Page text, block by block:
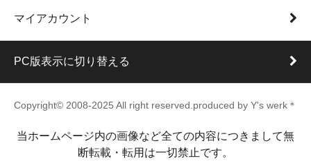
マイアカウント
PC版表示に切り替える
Copyright© 2008-2025 All right reserved.produced by Y's werk＊
当ホームページ内の画像など全ての内容につきまして無
断転載・転用は一切禁止です。